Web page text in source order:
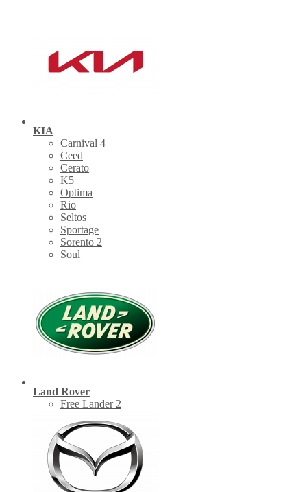
KIA
Carnival 4
Ceed
Cerato
K5
Optima
Rio
Seltos
Sportage
Sorento 2
Soul
Land Rover
Free Lander 2